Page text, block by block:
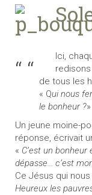
Ici,
de tous les
« Qui nous
le bonheur ?»
Un jeune moine-
réponse, écrivait
« C’est un
dépasse... c’est
Ce Jésus qui
Heureux les